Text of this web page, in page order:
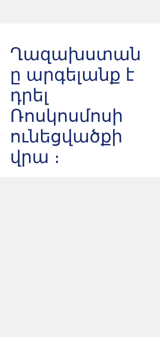
Ղազախստան
ը արգելանք է
դրել
Ռոսկոսմոսի
ունեցվածքի
վրա ։